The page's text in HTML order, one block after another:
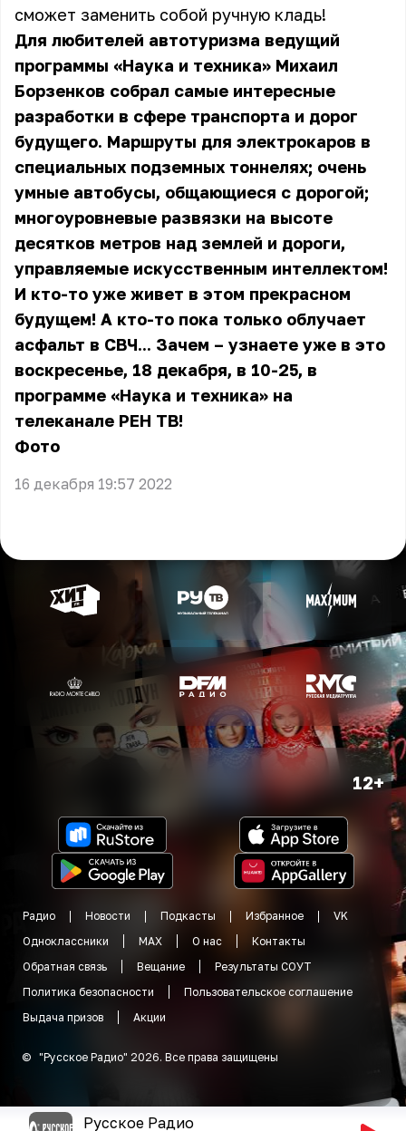
сможет заменить собой ручную кладь!
Для любителей автотуризма ведущий
программы «Наука и техника» Михаил
Борзенков собрал самые интересные
разработки в сфере транспорта и дорог
будущего. Маршруты для электрокаров в
специальных подземных тоннелях; очень
умные автобусы, общающиеся с дорогой;
многоуровневые развязки на высоте
десятков метров над землей и дороги,
управляемые искусственным интеллектом!
И кто-то уже живет в этом прекрасном
будущем! А кто-то пока только облучает
асфальт в СВЧ... Зачем – узнаете уже в это
воскресенье, 18 декабря, в 10-25, в
программе «Наука и техника» на
телеканале РЕН ТВ!
Фото
16 декабря 19:57 2022
12+
Радио Новости Подкасты Избранное
VK
Одноклассники
MAX О нас
Контакты
Обратная связь
Вещание
Результаты СОУТ
Политика безопасности
Пользовательское соглашение
Выдача призов
Акции
© "Русское Радио" 2026. Все права защищены
Русское Радио